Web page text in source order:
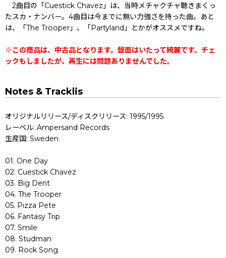
2曲目の「Cuestick Chavez」は、当時メチャクチャ聴きまくっ
たスカ・ナンバー。4曲目は今までに無い力強さを持った曲。あと
は、「The Trooper」、「Partyland」とかがオススメですね。
※この商品は、中古品となります。盤面はいたって綺麗です。チェ
ックもしましたが、再生には問題ありませんでした。
Notes & Tracklis
オリジナルリリース/ディスクリリース: 1995/1995
レーベル: Ampersand Records
生産国: Sweden
01. One Day
02. Cuestick Chavez
03. Big Dent
04. The Trooper
05. Pizza Pete
06. Fantasy Trip
07. Smile
08. Studman
09. Rock Song